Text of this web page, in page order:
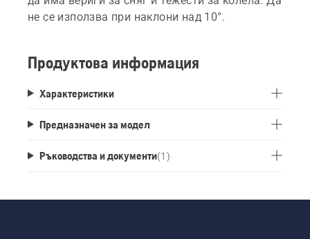
не се използва при наклони над 10°.
Продуктова информация
Характеристики
Предназначен за модел
Ръководства и документи(1 )